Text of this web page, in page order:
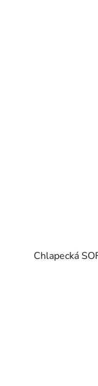
Chlapecká